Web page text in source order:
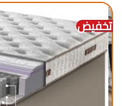
تخفيض